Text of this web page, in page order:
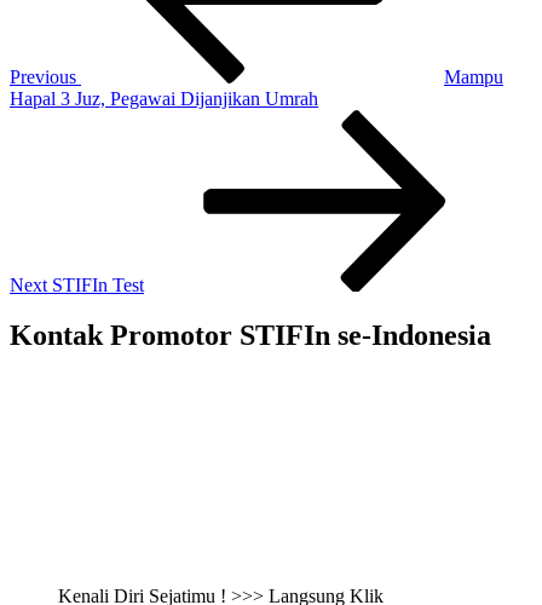
Previous
Mampu
Hapal 3 Juz, Pegawai Dijanjikan Umrah
Next STIFIn Test
Kontak Promotor STIFIn se-Indonesia
Kenali Diri Sejatimu ! >>> Langsung Klik